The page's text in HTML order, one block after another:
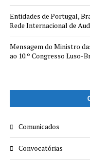
Entidades de Portugal,
Rede Internacional de
Mensagem do Ministro
ao 10.º Congresso Luso-
Comunicados
Convocatórias